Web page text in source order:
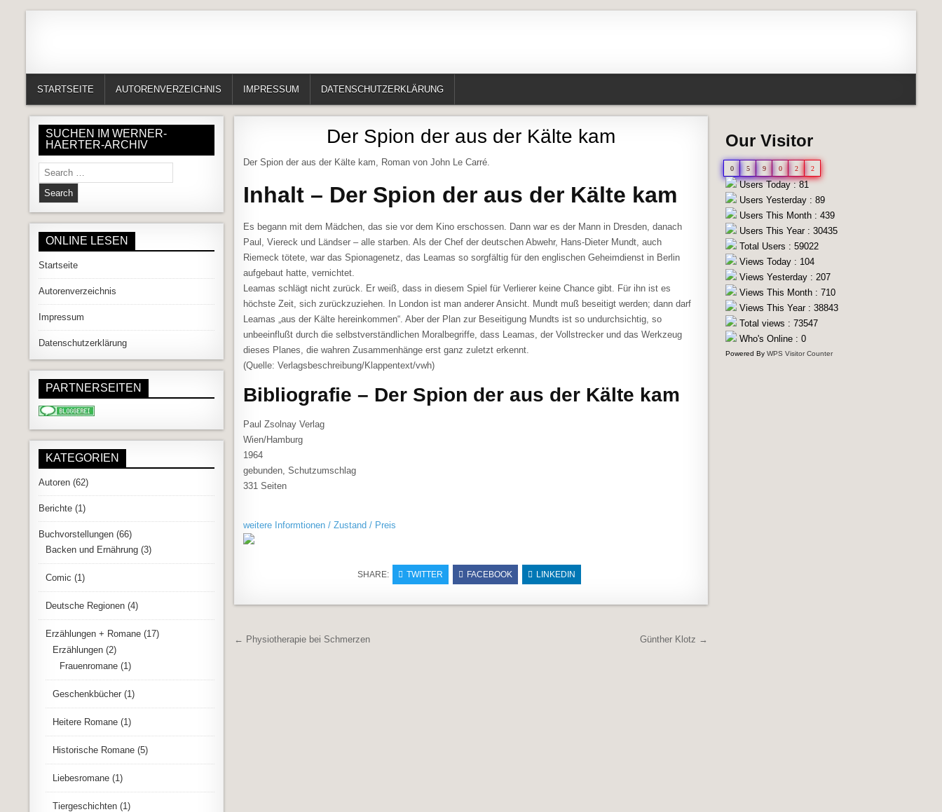
STARTSEITE AUTORENVERZEICHNIS IMPRESSUM DATENSCHUTZERKLÄRUNG
Der Spion der aus der Kälte kam
Der Spion der aus der Kälte kam, Roman von John Le Carré.
Inhalt – Der Spion der aus der Kälte kam
Es begann mit dem Mädchen, das sie vor dem Kino erschossen. Dann war es der Mann in Dresden, danach
Paul, Viereck und Ländser – alle starben. Als der Chef der deutschen Abwehr, Hans-Dieter Mundt, auch
Riemeck tötete, war das Spionagenetz, das Leamas so sorgfältig für den englischen Geheimdienst in Berlin
aufgebaut hatte, vernichtet.
Leamas schlägt nicht zurück. Er weiß, dass in diesem Spiel für Verlierer keine Chance gibt. Für ihn ist es
höchste Zeit, sich zurückzuziehen. In London ist man anderer Ansicht. Mundt muß beseitigt werden; dann darf
Leamas „aus der Kälte hereinkommen“. Aber der Plan zur Beseitigung Mundts ist so undurchsichtig, so
unbeeinflußt durch die selbstverständlichen Moralbegriffe, dass Leamas, der Vollstrecker und das Werkzeug
dieses Planes, die wahren Zusammenhänge erst ganz zuletzt erkennt.
(Quelle: Verlagsbeschreibung/Klappentext/vwh)
Bibliografie – Der Spion der aus der Kälte kam
Paul Zsolnay Verlag
Wien/Hamburg
1964
gebunden, Schutzumschlag
331 Seiten
weitere Informtionen / Zustand / Preis
SHARE: TWITTER FACEBOOK LINKEDIN
Beitragsnavigation Günther Klotz →
← Physiotherapie bei Schmerzen
SUCHEN IM WERNER-
HAERTER-ARCHIV
Search for:
ONLINE LESEN
Startseite
Autorenverzeichnis
Impressum
Datenschutzerklärung
PARTNERSEITEN
KATEGORIEN
Autoren (62)
Berichte (1)
Buchvorstellungen (66)
Backen und Ernährung (3)
Comic (1)
Deutsche Regionen (4)
Erzählungen + Romane (17)
Erzählungen (2)
Frauenromane (1)
Geschenkbücher (1)
Heitere Romane (1)
Historische Romane (5)
Liebesromane (1)
Tiergeschichten (1)
Our Visitor
0 5 9 0 2 2
Users Today : 81
Users Yesterday : 89
Users This Month : 439
Users This Year : 30435
Total Users : 59022
Views Today : 104
Views Yesterday : 207
Views This Month : 710
Views This Year : 38843
Total views : 73547
Who's Online : 0
Powered By WPS Visitor Counter